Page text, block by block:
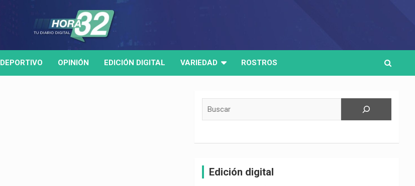
DEPORTIVO OPINIÓN EDICIÓN DIGITAL VARIEDAD ROSTROS
Edición digital